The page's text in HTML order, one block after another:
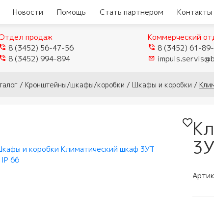
Новости Помощь Стать партнером Контакты
продаж
8 (3452) 56-47-56
8 (3452) 994-894
Коммерческий
8 (3452) 61-
Видеокамеры TVI/CVI/AHD
Муляжи камер
обеспечение
/ Кронштейны/шкафы/коробки / Шкафы и коробки /